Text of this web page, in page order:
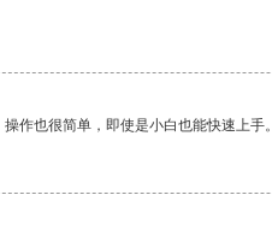
作也很简单，即使是小白也能快速上手。